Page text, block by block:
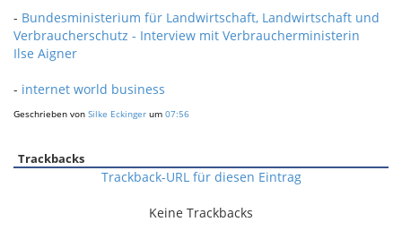
- Bundesministerium für Landwirtschaft, Landwirtschaft und
Verbraucherschutz - Interview mit Verbraucherministerin
Ilse Aigner
- internet world business
Geschrieben von Silke Eckinger um 07:56
Trackbacks
Trackback-URL für diesen Eintrag
Keine Trackbacks